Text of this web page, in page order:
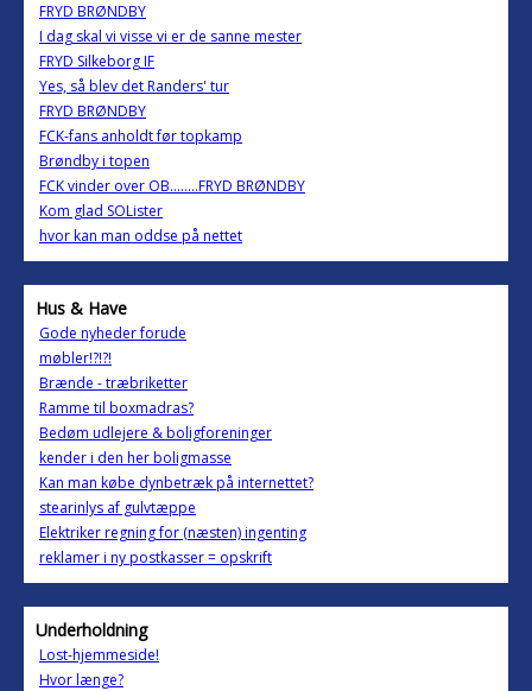
FRYD BRØNDBY
I dag skal vi visse vi er de sanne mester
FRYD Silkeborg IF
Yes, så blev det Randers' tur
FRYD BRØNDBY
FCK-fans anholdt før topkamp
Brøndby i topen
FCK vinder over OB........FRYD BRØNDBY
Kom glad SOLister
hvor kan man oddse på nettet
Hus & Have
Gode nyheder forude
møbler!?!?!
Brænde - træbriketter
Ramme til boxmadras?
Bedøm udlejere & boligforeninger
kender i den her boligmasse
Kan man købe dynbetræk på internettet?
stearinlys af gulvtæppe
Elektriker regning for (næsten) ingenting
reklamer i ny postkasser = opskrift
Underholdning
Lost-hjemmeside!
Hvor længe?